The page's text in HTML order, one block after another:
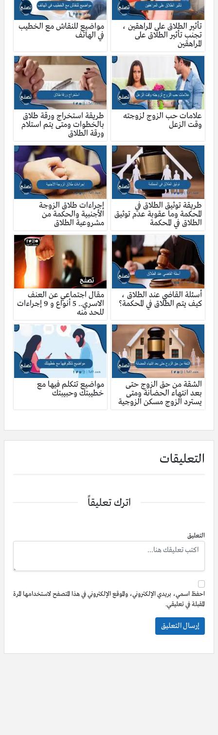
تأثير الطلاق على المراهقين ،
تجنب تأثير الطلاق على
المراهقين
مواضيع للنقاش مع الخطيب
في الهاتف
علامات حب الزوج لزوجته
وقت الزعل
طريقة استخراج ورقة طلاق
بالخطوات ومتى يتم استلام
ورقة الطلاق
طريقة توثيق الطلاق في
المحكمة وما عقوبة عدم توثيق
الطلاق في المحكمة
إجراءات طلاق الزوجة
الأجنبية والحكمة من
مشروعية الطلاق
أسئلة القاضي عند الطلاق ،
كيف يتم الطلاق في المحكمة؟
مقال اجتماعي عن العنف
الاسري.. 5 أنواع و 9 إجراءات
للحد منه
الشقة من حق الزوج حتى
بعد انتهاء الحضانة ومتى
يسترد الزوج مسكن الزوجية
مواضيع تتكلم فيها مع
خطيبتك وحبيبتك
التعليقات
اترك تعليقاً
التعليق
احفظ اسمي، بريدي الإلكتروني، والموقع الإلكتروني في هذا المتصفح لاستخدامها المرة
المقبلة في تعليقي.